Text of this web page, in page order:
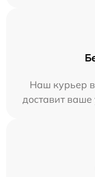
Наш курьер
доставит ваше